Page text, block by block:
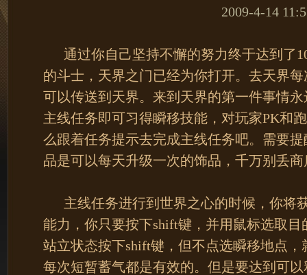
2009-4-14
通过你自己坚持不懈的努力终于达到了
的斗士，天界之门已经为你打开。去天界
可以传送到天界。来到天界的第一件事情
主线任务即可习得瞬移技能，对玩家PK和
么跟着任务提示去完成主线任务吧。需要
品是可以每天升级一次的饰品，千万别丢商
主线任务进行到世界之心的时候，你将
能力，你只要按下shift键，并用鼠标选取
站立状态按下shift键，但不点选瞬移地点
每次短暂蓄气都是有效的。但是要达到可